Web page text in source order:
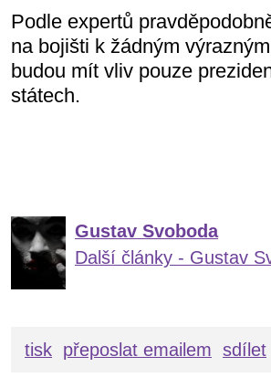
Podle expertů
na bojišti k žádným
budou mít vliv pouze
státech.
Gustav Svoboda
Další články - Gustav
tisk přeposlat emailem sdílet